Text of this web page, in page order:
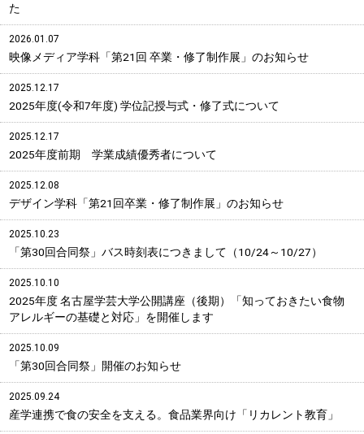
た
2026.01.07
映像メディア学科「第21回 卒業・修了制作展」のお知らせ
2025.12.17
2025年度(令和7年度) 学位記授与式・修了式について
2025.12.17
2025年度前期 学業成績優秀者について
2025.12.08
デザイン学科「第21回卒業・修了制作展」のお知らせ
2025.10.23
「第30回合同祭」バス時刻表につきまして（10/24～10/27）
2025.10.10
2025年度 名古屋学芸大学公開講座（後期）「知っておきたい食物
アレルギーの基礎と対応」を開催します
2025.10.09
「第30回合同祭」開催のお知らせ
2025.09.24
産学連携で食の安全を支える。食品業界向け「リカレント教育」